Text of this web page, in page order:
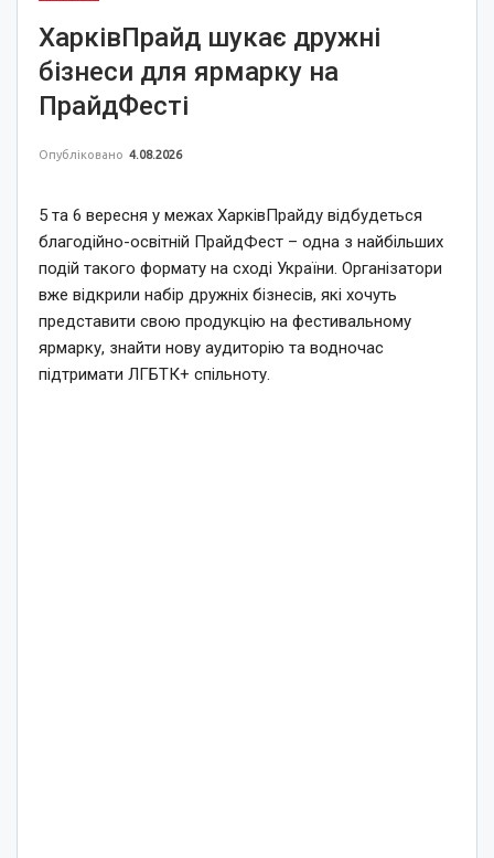
ХарківПрайд шукає дружні
бізнеси для ярмарку на
ПрайдФесті
Опубліковано 4.08.2026
5 та 6 вересня у межах ХарківПрайду відбудеться
благодійно-освітній ПрайдФест – одна з найбільших
подій такого формату на сході України. Організатори
вже відкрили набір дружніх бізнесів, які хочуть
представити свою продукцію на фестивальному
ярмарку, знайти нову аудиторію та водночас
підтримати ЛГБТК+ спільноту.